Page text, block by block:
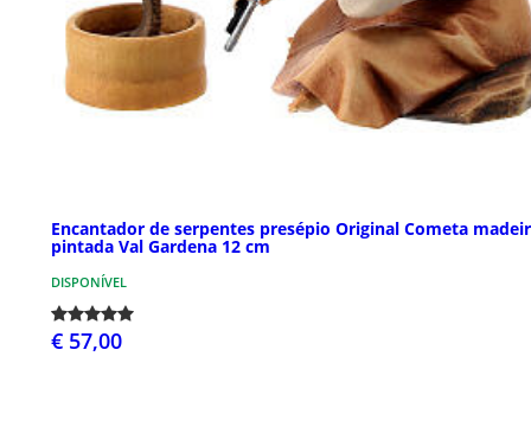
Encantador de serpentes presépio Original Cometa
pintada Val Gardena 12 cm
DISPONÍVEL
€ 57,00